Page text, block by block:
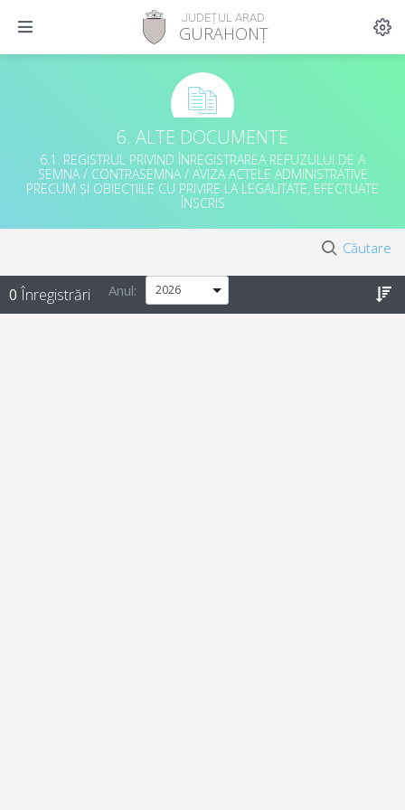
JUDEȚUL ARAD
GURAHONȚ
6. ALTE DOCUMENTE
6.1. REGISTRUL PRIVIND ÎNREGISTRAREA REFUZULUI DE A
SEMNA / CONTRASEMNA / AVIZA ACTELE ADMINISTRATIVE
PRECUM ȘI OBIECȚIILE CU PRIVIRE LA LEGALITATE, EFECTUATE
ÎNSCRIS
Căutare
0 Înregistrări Anul: